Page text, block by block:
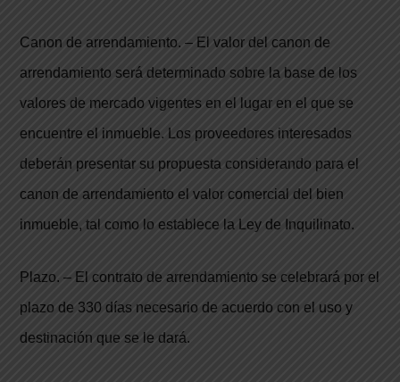
Canon de arrendamiento. – El valor del canon de
arrendamiento será determinado sobre la base de los
valores de mercado vigentes en el lugar en el que se
encuentre el inmueble. Los proveedores interesados
deberán presentar su propuesta considerando para el
canon de arrendamiento el valor comercial del bien
inmueble, tal como lo establece la Ley de Inquilinato.
Plazo. – El contrato de arrendamiento se celebrará por el
plazo de 330 días necesario de acuerdo con el uso y
destinación que se le dará.